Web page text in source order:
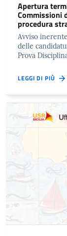
Apertura
Commissioni
procedura
Avviso
delle
Prova
LEGGI DI PIÙ